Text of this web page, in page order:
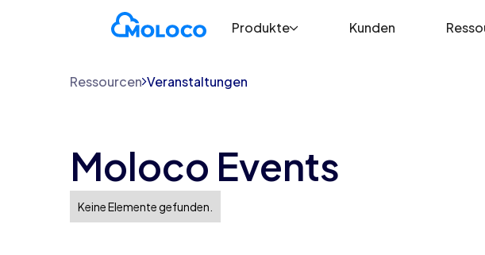
Produkte Kunden
Ressourcen Veranstaltungen
Moloco Events
Keine Elemente gefunden.